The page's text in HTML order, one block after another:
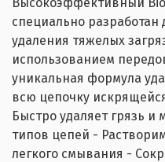
специально разработан
удаления тяжелых
использованием
уникальная формула
всю цепочку
Быстро удаляет грязь и
типов цепей -
легкого смывания -